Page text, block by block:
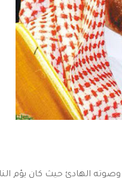
الهادئ حيث كان يؤم